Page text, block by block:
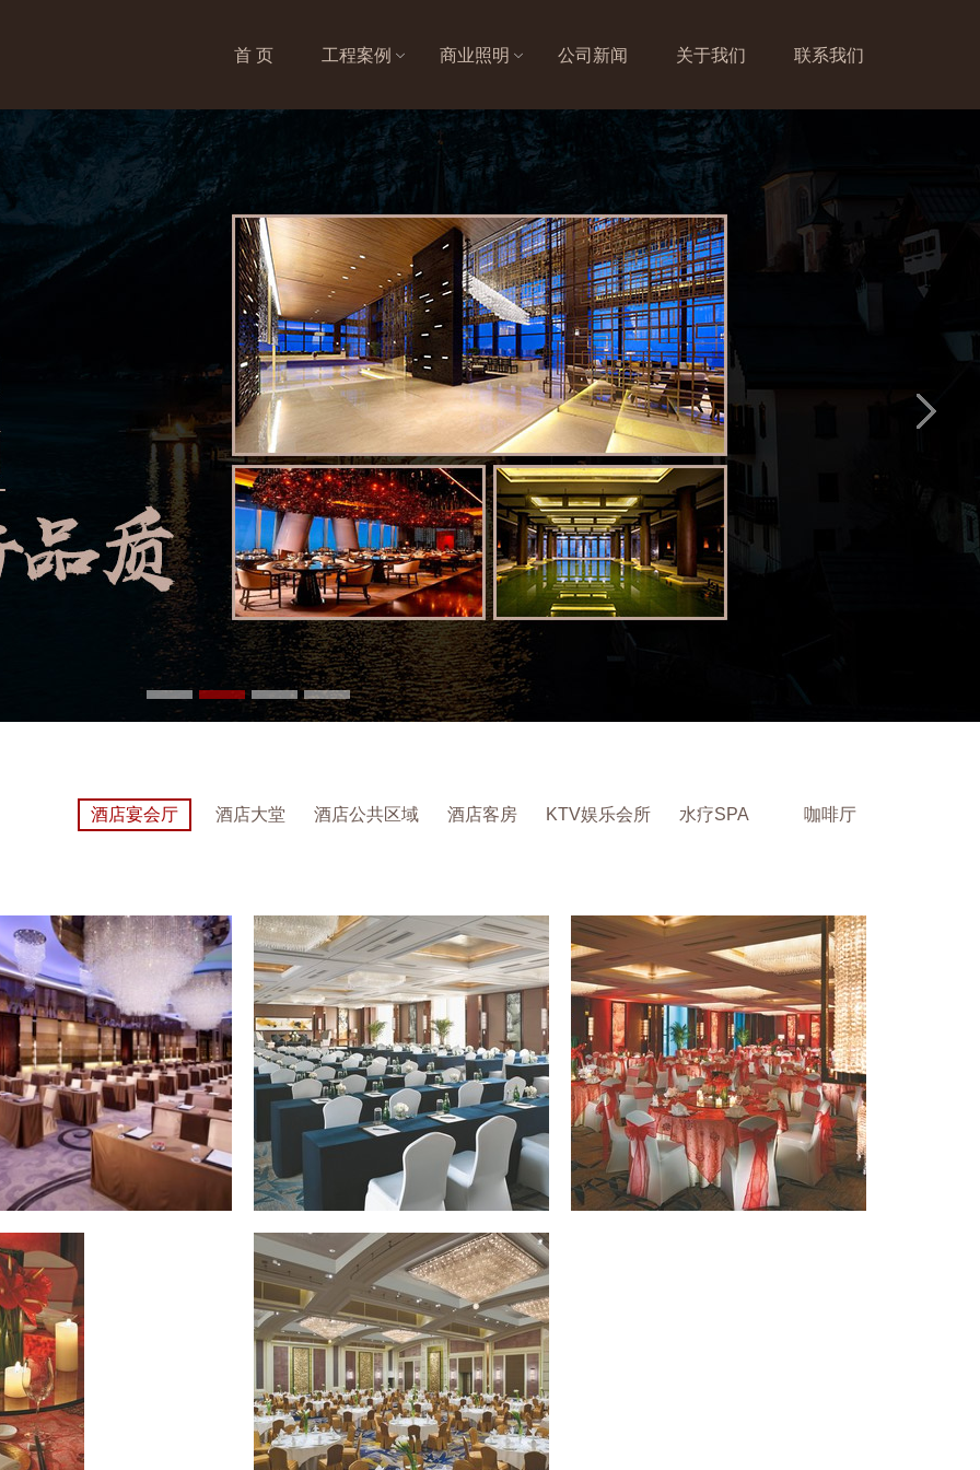
首 页 工程案例 商业照明 公司新闻 关于我们 联系我们
3 4
酒店宴会厅 酒店大堂 酒店公共区域 酒店客房 KTV娱乐会所 水疗SPA 咖啡厅